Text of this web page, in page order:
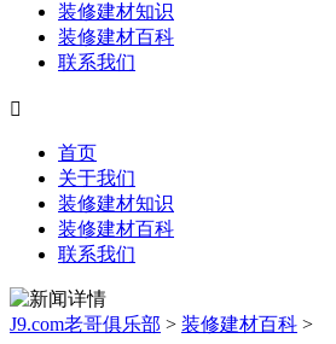
装修建材知识
装修建材百科
联系我们

首页
关于我们
装修建材知识
装修建材百科
联系我们
J9.com老哥俱乐部 > 装修建材百科 >